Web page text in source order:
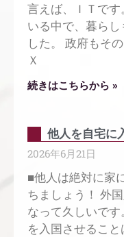
言えば、ＩＴで
いる中で、暮ら
した。 政府もそ
Ｘ
続きはこちらから »
他人を自宅に
2026年6月21日
■他人は絶対に家
ちましょう！ 外
なって久しいで
を入国させるこ